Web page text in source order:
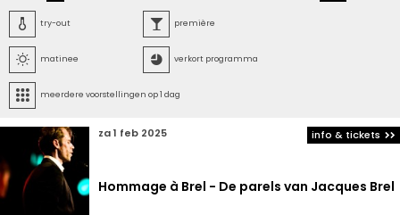
 try-out  première
 matinee  verkort programma
 meerdere voorstellingen op 1 dag
za 1 feb 2025
Hommage à Brel - De parels van Jacques Brel
info & tickets